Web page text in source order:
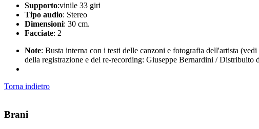
Supporto:vinile 33 giri
Tipo audio: Stereo
Dimensioni: 30 cm.
Facciate: 2
Note: Busta interna con i testi delle canzoni e fotografia dell'artista
della registrazione e del re-recording: Giuseppe Bernardini / Distribuito
Torna indietro
Brani